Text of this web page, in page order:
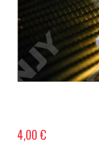
4,00 €